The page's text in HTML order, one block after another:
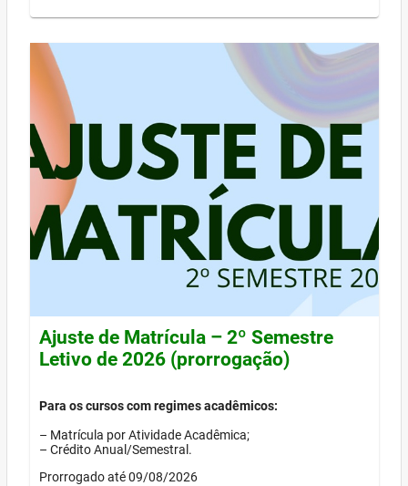
Ajuste de Matrícula – 2º Semestre
Letivo de 2026 (prorrogação)
Para os cursos com regimes acadêmicos:
– Matrícula por Atividade Acadêmica;
– Crédito Anual/Semestral.
Prorrogado até 09/08/2026